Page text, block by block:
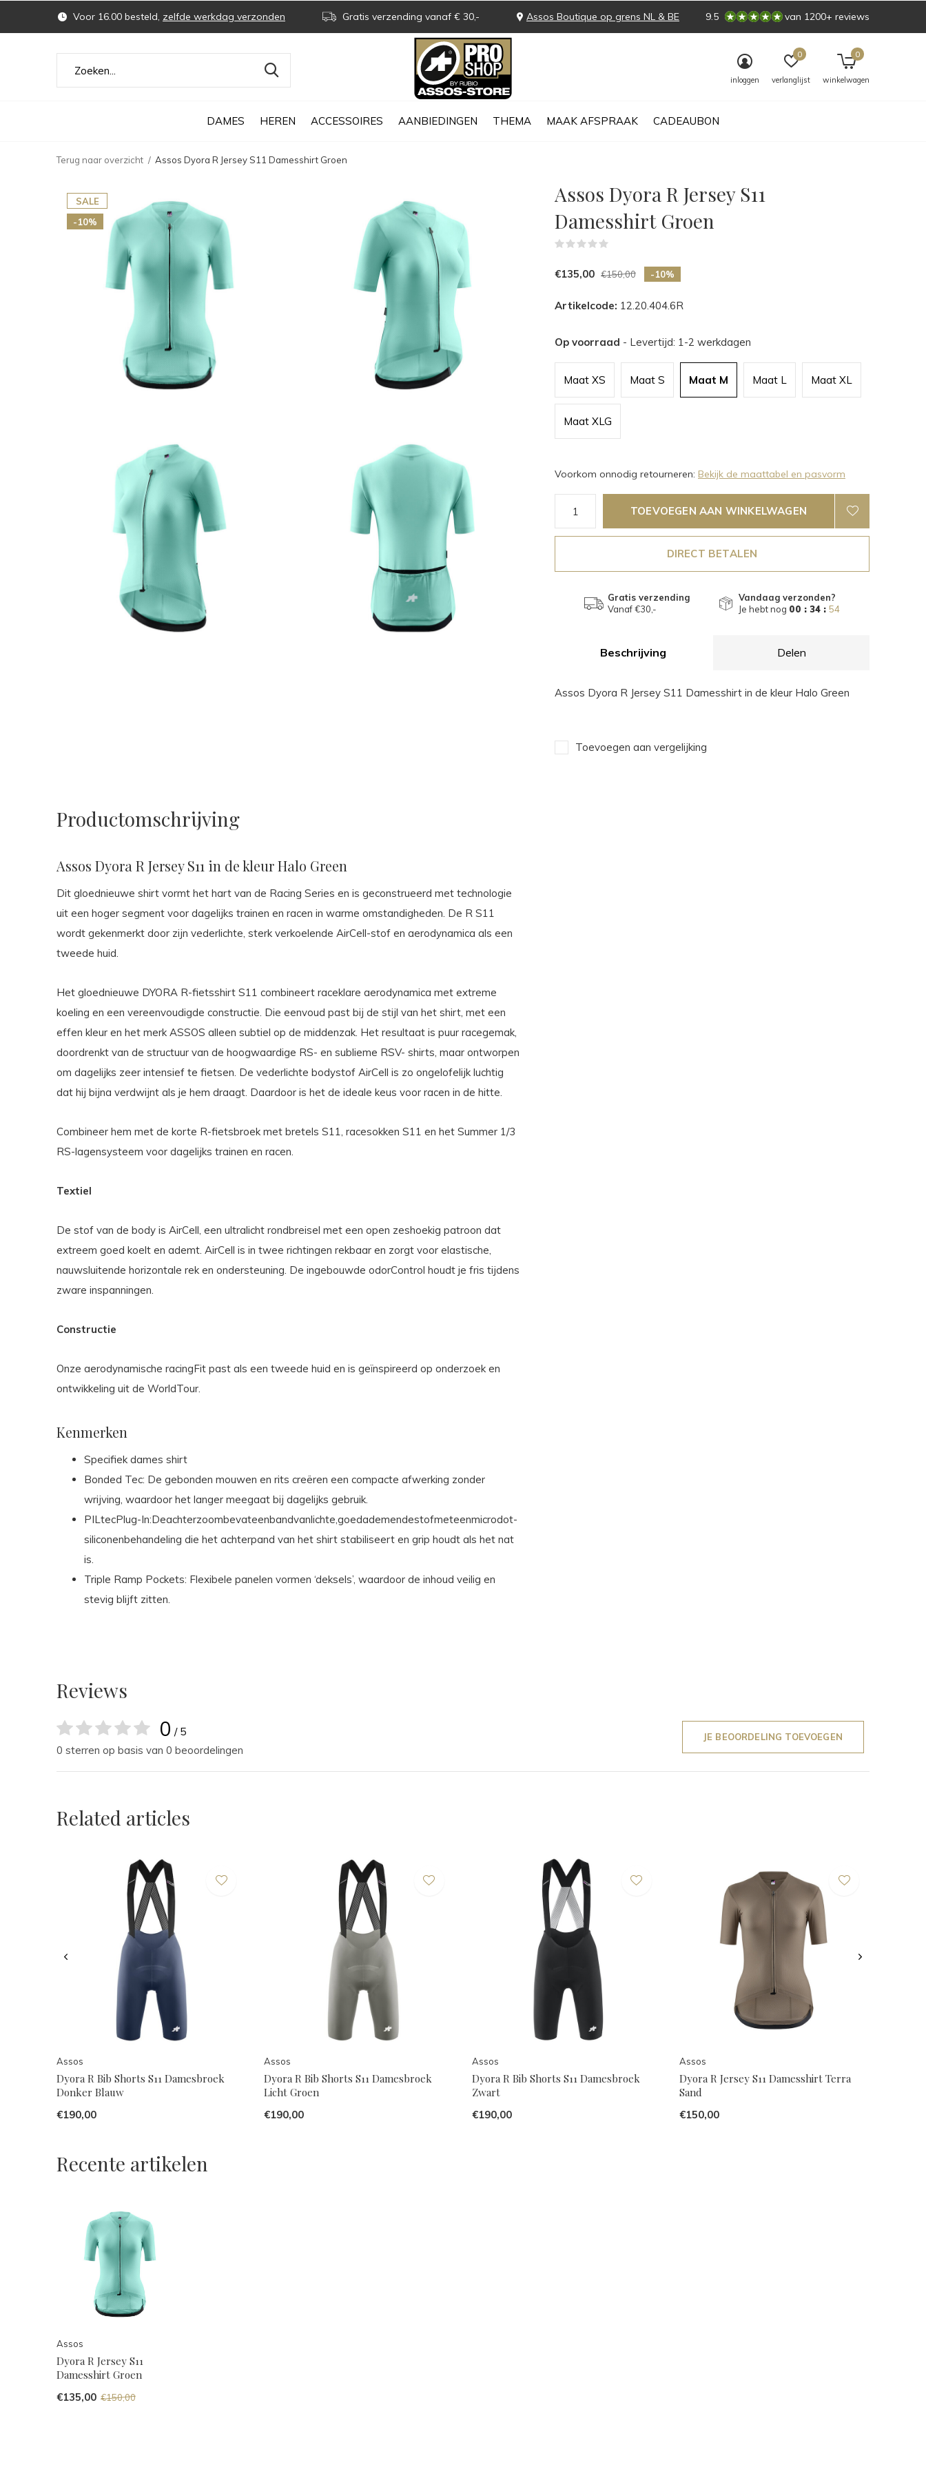
DAMES HEREN ACCESSOIRES AANBIEDINGEN THEMA MAAK AFSPRAAK CADEAUBON
inloggen verlanglijst
0
winkelwagen
0
Voor 16.00 besteld, zelfde werkdag verzonden Gratis verzending vanaf € 30,- Assos Boutique op grens NL & BE 9.5 van 1200+ reviews
Terug naar overzicht Assos Dyora R Jersey S11 Damesshirt Groen
SALE
-10%
Assos Dyora R Jersey S11
Damesshirt Groen
€135,00 €150,00 -10%
Artikelcode: 12.20.404.6R
Op voorraad - Levertijd: 1-2 werkdagen
Maat XS Maat S Maat M Maat L Maat XL
Maat XLG
Voorkom onnodig retourneren: Bekijk de maattabel en pasvorm
TOEVOEGEN AAN WINKELWAGEN
DIRECT BETALEN
Gratis verzending
Vanaf €30,-
Vandaag verzonden?
Je hebt nog 00 : 34 : 53
Beschrijving Delen
Assos Dyora R Jersey S11 Damesshirt in de kleur Halo Green
Toevoegen aan vergelijking
Productomschrijving
Assos Dyora R Jersey S11 in de kleur Halo Green
Dit gloednieuwe shirt vormt het hart van de Racing Series en is geconstrueerd met technologie
uit een hoger segment voor dagelijks trainen en racen in warme omstandigheden. De R S11
wordt gekenmerkt door zijn vederlichte, sterk verkoelende AirCell-stof en aerodynamica als een
tweede huid.
Het gloednieuwe DYORA R-fietsshirt S11 combineert raceklare aerodynamica met extreme
koeling en een vereenvoudigde constructie. Die eenvoud past bij de stijl van het shirt, met een
effen kleur en het merk ASSOS alleen subtiel op de middenzak. Het resultaat is puur racegemak,
doordrenkt van de structuur van de hoogwaardige RS- en sublieme RSV- shirts, maar ontworpen
om dagelijks zeer intensief te fietsen. De vederlichte bodystof AirCell is zo ongelofelijk luchtig
dat hij bijna verdwijnt als je hem draagt. Daardoor is het de ideale keus voor racen in de hitte.
Combineer hem met de korte R-fietsbroek met bretels S11, racesokken S11 en het Summer 1/3
RS-lagensysteem voor dagelijks trainen en racen.
Textiel
De stof van de body is AirCell, een ultralicht rondbreisel met een open zeshoekig patroon dat
extreem goed koelt en ademt. AirCell is in twee richtingen rekbaar en zorgt voor elastische,
nauwsluitende horizontale rek en ondersteuning. De ingebouwde odorControl houdt je fris tijdens
zware inspanningen.
Constructie
Onze aerodynamische racingFit past als een tweede huid en is geïnspireerd op onderzoek en
ontwikkeling uit de WorldTour.
Kenmerken
Specifiek dames shirt
Bonded Tec: De gebonden mouwen en rits creëren een compacte afwerking zonder
wrijving, waardoor het langer meegaat bij dagelijks gebruik.
PILtecPlug-In:Deachterzoombevateenbandvanlichte,goedademendestofmeteenmicrodot-
siliconenbehandeling die het achterpand van het shirt stabiliseert en grip houdt als het nat
is.
Triple Ramp Pockets: Flexibele panelen vormen ‘deksels’, waardoor de inhoud veilig en
stevig blijft zitten.
Reviews
0 / 5
0 sterren op basis van 0 beoordelingen
JE BEOORDELING TOEVOEGEN
Related articles
Assos
Dyora R Bib Shorts S11 Damesbroek
Donker Blauw
€190,00
Assos
Dyora R Bib Shorts S11 Damesbroek
Licht Groen
€190,00
Assos
Dyora R Bib Shorts S11 Damesbroek
Zwart
€190,00
Assos
Dyora R Jersey S11 Damesshirt Terra
Sand
€150,00
Recente artikelen
Assos
Dyora R Jersey S11
Damesshirt Groen
€135,00 €150,00